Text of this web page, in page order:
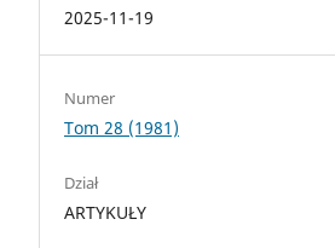
2025-11-19
Numer
Tom 28 (1981)
Dział
ARTYKUŁY